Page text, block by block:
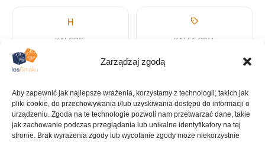
Zarządzaj zgodą
Aby zapewnić jak najlepsze wrażenia, korzystamy z technologii, takich jak
pliki cookie, do przechowywania i/lub uzyskiwania dostępu do informacji o
urządzeniu. Zgoda na te technologie pozwoli nam przetwarzać dane, takie
jak zachowanie podczas przeglądania lub unikalne identyfikatory na tej
stronie. Brak wyrażenia zgody lub wycofanie zgody może niekorzystnie
KALORIE KATEGORIA
KUCHNIA